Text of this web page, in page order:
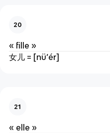
20
« fille »
女儿 = [nü’ér]
21
« elle »